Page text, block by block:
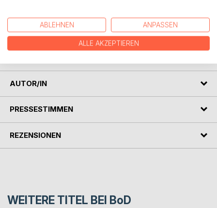
aus ihren Häusern und Margit Moos kam mit ihrer Familie in
ein Lager.
Nach Monaten der Lagerhaft wurde die Familie Jilka nach
AUTOR/IN
PRESSESTIMMEN
REZENSIONEN
WEITERE TITEL BEI BoD
ABLEHNEN ANPASSEN
ALLE AKZEPTIEREN